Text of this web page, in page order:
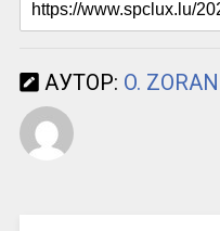
АУТОР: O. ZORAN